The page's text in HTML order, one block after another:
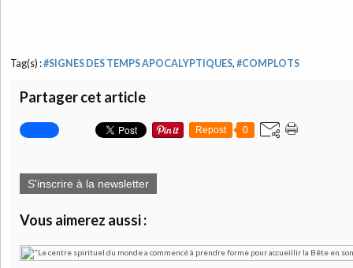
Tag(s) :#SIGNES DES TEMPS APOCALYPTIQUES, #COMPLOTS
Partager cet article
Repost 0
S'inscrire à la newsletter
Vous aimerez aussi :